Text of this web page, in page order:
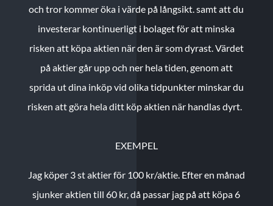
och tror kommer öka i värde på långsikt. samt att du
investerar kontinuerligt i bolaget för att minska
risken att köpa aktien när den är som dyrast. Värdet
på aktier går upp och ner hela tiden, genom att
sprida ut dina inköp vid olika tidpunkter minskar du
risken att göra hela ditt köp aktien när handlas dyrt.
EXEMPEL
Jag köper 3 st aktier för 100 kr/aktie. Efter en månad
sjunker aktien till 60 kr, då passar jag på att köpa 6